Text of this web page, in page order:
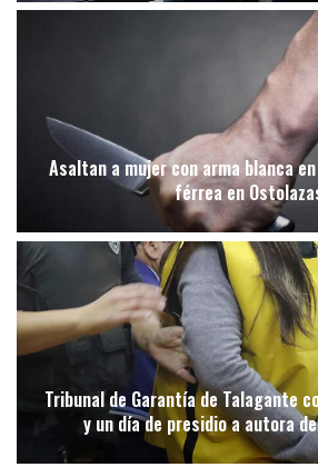
Asaltan a mujer con arma blanca
férrea en
Tribunal de Garantía de Talagante
y un día de presidio a autora